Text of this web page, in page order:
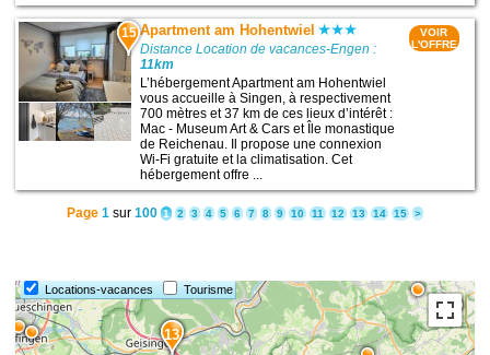
15 Apartment am Hohentwiel
Distance Location de vacances-Engen :
11km
L’hébergement Apartment am Hohentwiel
vous accueille à Singen, à respectivement
700 mètres et 37 km de ces lieux d’intérêt :
Mac - Museum Art & Cars et Île monastique
de Reichenau. Il propose une connexion
Wi-Fi gratuite et la climatisation. Cet
hébergement offre ...
VOIR
L'OFFRE
Page 1 sur 100 1 2 3 4 5 6 7 8 9 10 11 12 13 14 15 >
Locations-vacances Tourisme
13